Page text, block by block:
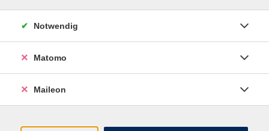
Notwendig
Matomo
Maileon